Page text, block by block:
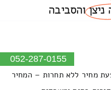
והסביבה
052-287-0155
מחיר ללא תחרות – המחיר